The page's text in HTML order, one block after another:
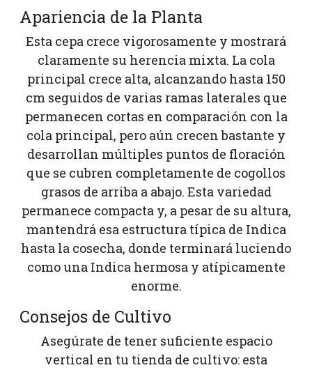
Apariencia de la Planta
Esta cepa crece vigorosamente y mostrará
claramente su herencia mixta. La cola
principal crece alta, alcanzando hasta 150
cm seguidos de varias ramas laterales que
permanecen cortas en comparación con la
cola principal, pero aún crecen bastante y
desarrollan múltiples puntos de floración
que se cubren completamente de cogollos
grasos de arriba a abajo. Esta variedad
permanece compacta y, a pesar de su altura,
mantendrá esa estructura típica de Indica
hasta la cosecha, donde terminará luciendo
como una Indica hermosa y atípicamente
enorme.
Consejos de Cultivo
Asegúrate de tener suficiente espacio
vertical en tu tienda de cultivo: esta